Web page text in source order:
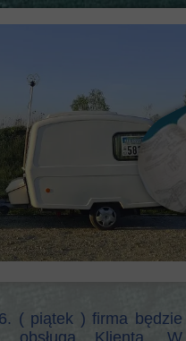
( piątek ) firma będzie
obsługa Klienta. W